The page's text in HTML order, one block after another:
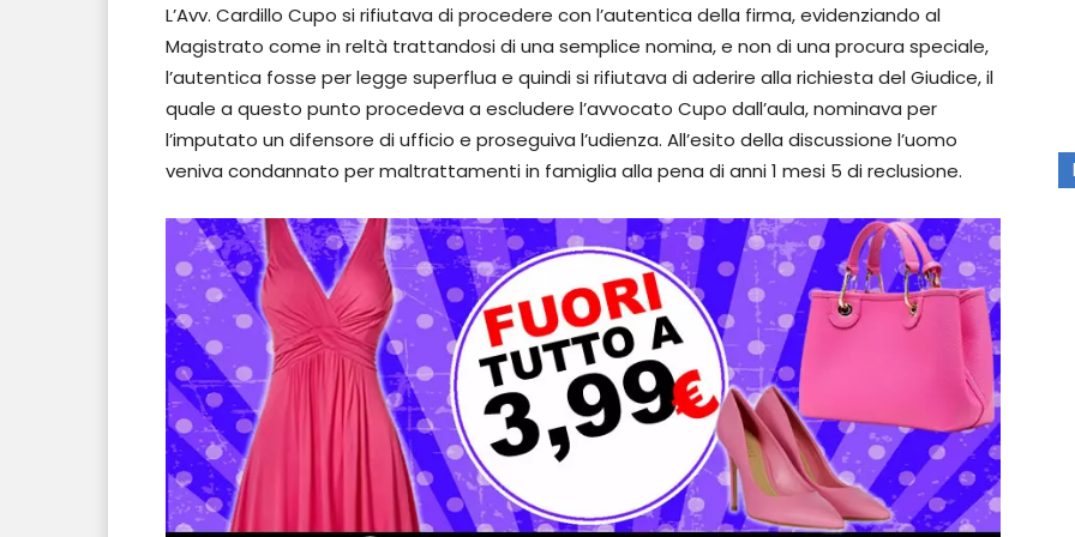
L’Avv. Cardillo Cupo si rifiutava di procedere con l’autentica della firma, evidenziando al
Magistrato come in reltà trattandosi di una semplice nomina, e non di una procura speciale,
l’autentica fosse per legge superflua e quindi si rifiutava di aderire alla richiesta del Giudice, il
quale a questo punto procedeva a escludere l’avvocato Cupo dall’aula, nominava per
l’imputato un difensore di ufficio e proseguiva l’udienza. All’esito della discussione l’uomo
veniva condannato per maltrattamenti in famiglia alla pena di anni 1 mesi 5 di reclusione.